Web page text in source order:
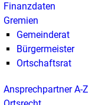
Finanzdaten
Gremien
Gemeinderat
Bürgermeister
Ortschaftsrat
Ansprechpartner A-Z